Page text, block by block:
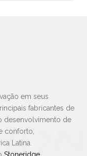
em seus
fabricantes de
desenvolvimento de
conforto,
Latina.